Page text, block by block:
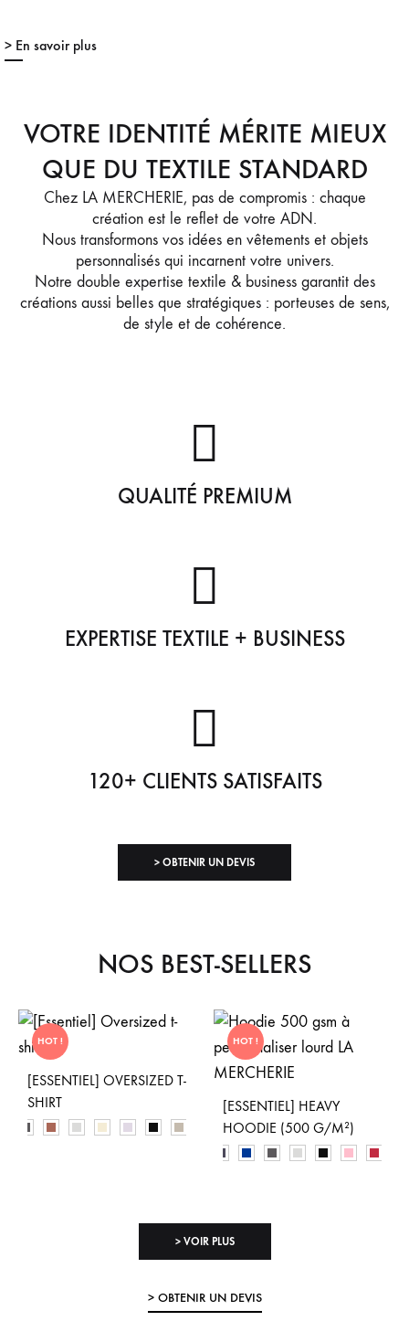
> En savoir plus
VOTRE IDENTITÉ MÉRITE MIEUX
QUE DU TEXTILE STANDARD
Chez LA MERCHERIE, pas de compromis : chaque
création est le reflet de votre ADN.
Nous transformons vos idées en vêtements et objets
personnalisés qui incarnent votre univers.
Notre double expertise textile & business garantit des
créations aussi belles que stratégiques : porteuses de sens,
de style et de cohérence.
QUALITÉ PREMIUM
EXPERTISE TEXTILE + BUSINESS
120+ CLIENTS SATISFAITS
> OBTENIR UN DEVIS
NOS BEST-SELLERS
HOT !
[ESSENTIEL] OVERSIZED T-
SHIRT
HOT !
[ESSENTIEL] HEAVY
HOODIE (500 G/M²)
> VOIR PLUS
> OBTENIR UN DEVIS